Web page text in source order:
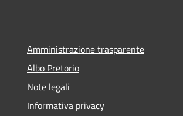
Amministrazione trasparente
Albo Pretorio
Note legali
Informativa privacy